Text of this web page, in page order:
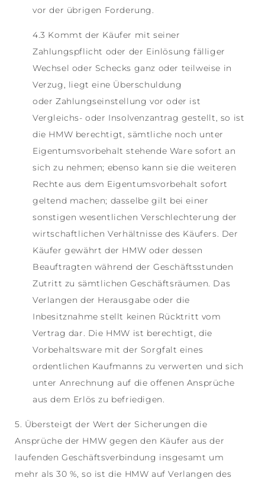
vor der übrigen Forderung.
4.3 Kommt der Käufer mit seiner
Zahlungspflicht oder der Einlösung fälliger
Wechsel oder Schecks ganz oder teilweise in
Verzug, liegt eine Überschuldung
oder Zahlungseinstellung vor oder ist
Vergleichs- oder Insolvenzantrag gestellt, so ist
die HMW berechtigt, sämtliche noch unter
Eigentumsvorbehalt stehende Ware sofort an
sich zu nehmen; ebenso kann sie die weiteren
Rechte aus dem Eigentumsvorbehalt sofort
geltend machen; dasselbe gilt bei einer
sonstigen wesentlichen Verschlechterung der
wirtschaftlichen Verhältnisse des Käufers. Der
Käufer gewährt der HMW oder dessen
Beauftragten während der Geschäftsstunden
Zutritt zu sämtlichen Geschäftsräumen. Das
Verlangen der Herausgabe oder die
Inbesitznahme stellt keinen Rücktritt vom
Vertrag dar. Die HMW ist berechtigt, die
Vorbehaltsware mit der Sorgfalt eines
ordentlichen Kaufmanns zu verwerten und sich
unter Anrechnung auf die offenen Ansprüche
aus dem Erlös zu befriedigen.
5. Übersteigt der Wert der Sicherungen die
Ansprüche der HMW gegen den Käufer aus der
laufenden Geschäftsverbindung insgesamt um
mehr als 30 %, so ist die HMW auf Verlangen des